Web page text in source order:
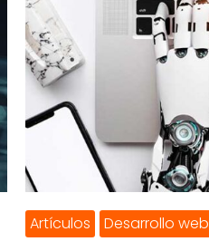
Artículos Desarrollo web